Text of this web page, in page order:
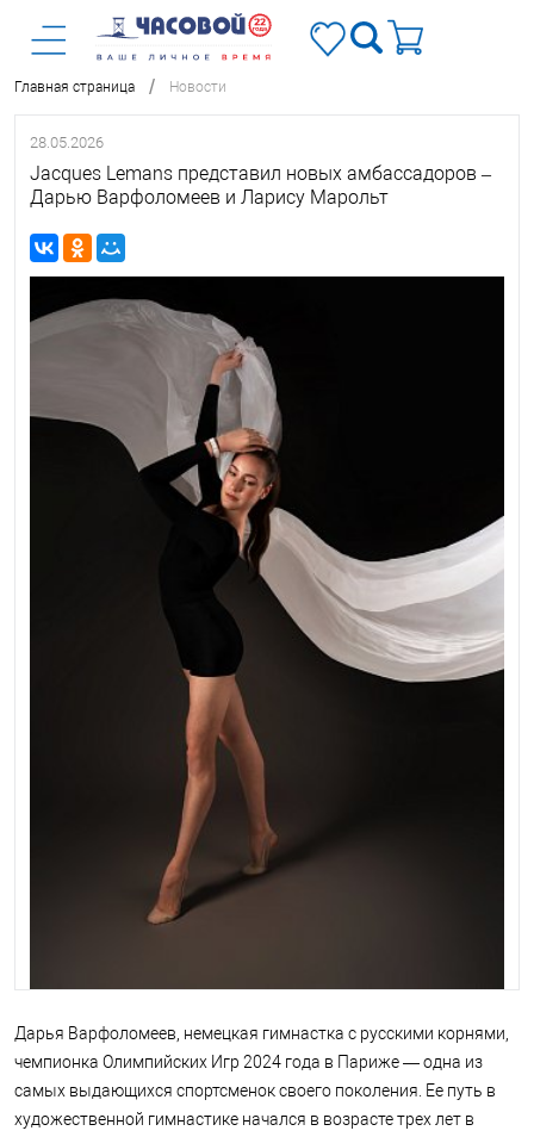
Главная страница / Новости
28.05.2026
Jacques Lemans представил новых амбассадоров –
Дарью Варфоломеев и Ларису Марольт
Дарья Варфоломеев, немецкая гимнастка с русскими корнями,
чемпионка Олимпийских Игр 2024 года в Париже — одна из
самых выдающихся спортсменок своего поколения. Ее путь в
художественной гимнастике начался в возрасте трех лет в